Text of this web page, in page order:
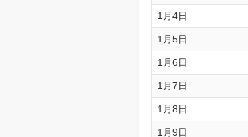
1月4日
1月5日
1月6日
1月7日
1月8日
1月9日